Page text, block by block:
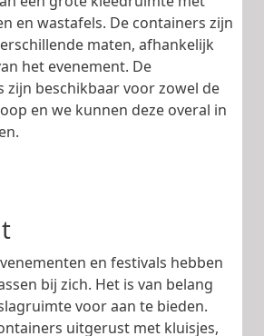
en wastafels. De containers zijn
maten, afhankelijk
het evenement. De
zijn beschikbaar voor zowel de
en we kunnen deze overal in
en festivals hebben
bij zich. Het is van belang
voor aan te bieden.
uitgerust met kluisjes,